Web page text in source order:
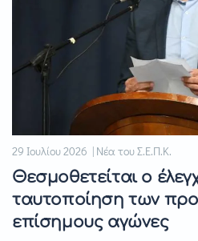
29 Ιουλίου 2026 | Νέα του Σ.Ε.Π.Κ.
Θεσμοθετείται ο
ταυτοποίηση των
επίσημους αγώνες